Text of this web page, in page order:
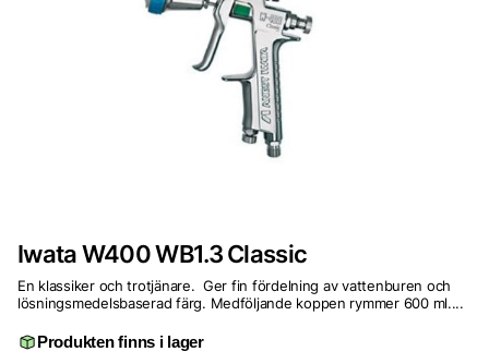
Iwata W400 WB1.3 Classic
En klassiker och trotjänare. Ger fin fördelning av vattenburen och
lösningsmedelsbaserad färg. Medföljande koppen rymmer 600 ml....
Produkten finns i lager